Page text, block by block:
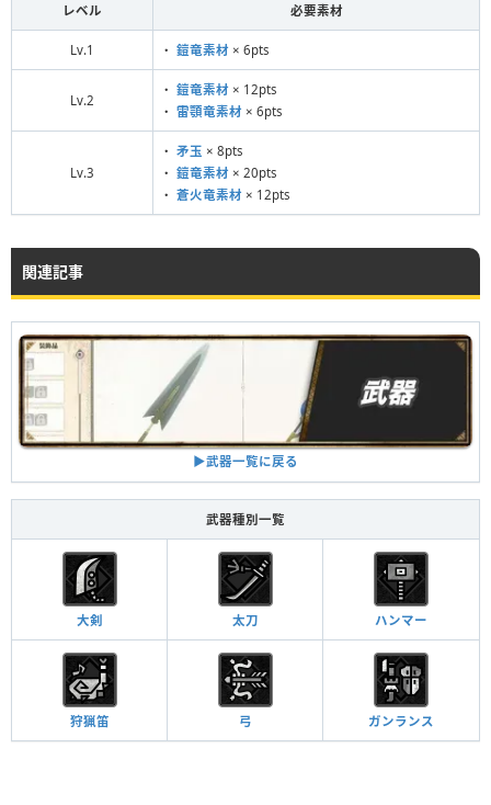
レベル 必要素材
Lv.1 ・ 鎧竜素材 × 6pts
Lv.2
・ 鎧竜素材 × 12pts
・ 雷顎竜素材 × 6pts
Lv.3
・ 矛玉 × 8pts
・ 鎧竜素材 × 20pts
・ 蒼火竜素材 × 12pts
関連記事
▶︎武器一覧に戻る
武器種別一覧
大剣 太刀 ハンマー
狩猟笛 弓 ガンランス